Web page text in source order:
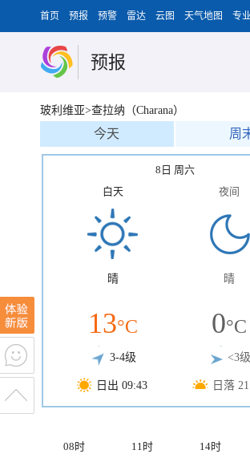
首页 预报 预警 雷达 云图 天气地图 专
预报
玻利维亚>查拉纳（Charana）
今天 周
8日 周六
白天
晴
13°C
3-4级
日出 09:43
夜间
晴
0°C
<3级
日落
08时 11时 14时